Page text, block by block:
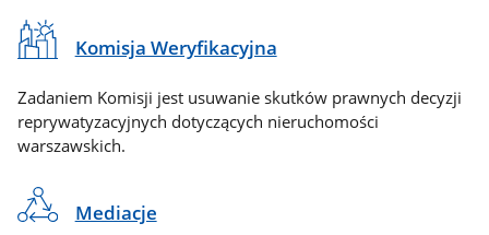
Komisja Weryfikacyjna
Zadaniem Komisji jest usuwanie skutków prawnych decyzji
reprywatyzacyjnych dotyczących nieruchomości
warszawskich.
Mediacje